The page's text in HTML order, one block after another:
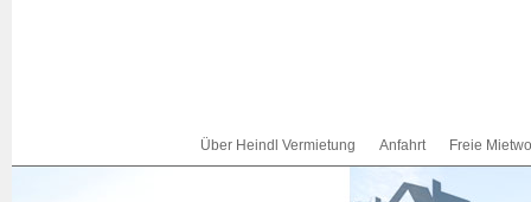
Über Heindl Vermietung Anfahrt Freie